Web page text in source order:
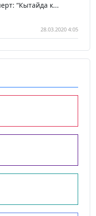
“Кытайда к...
28.03.2020 4:05